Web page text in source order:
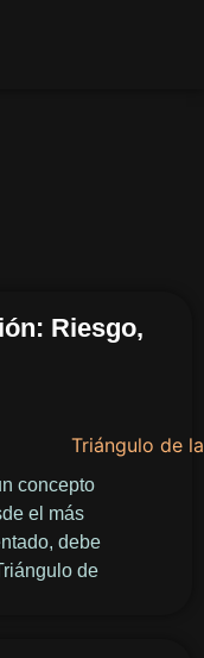
Riesgo,
concepto
el más
debe
de